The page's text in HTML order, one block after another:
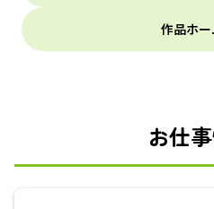
作品ホー
お仕